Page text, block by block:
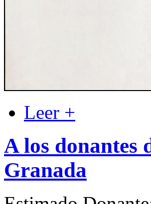
Leer +
A los donantes
Granada